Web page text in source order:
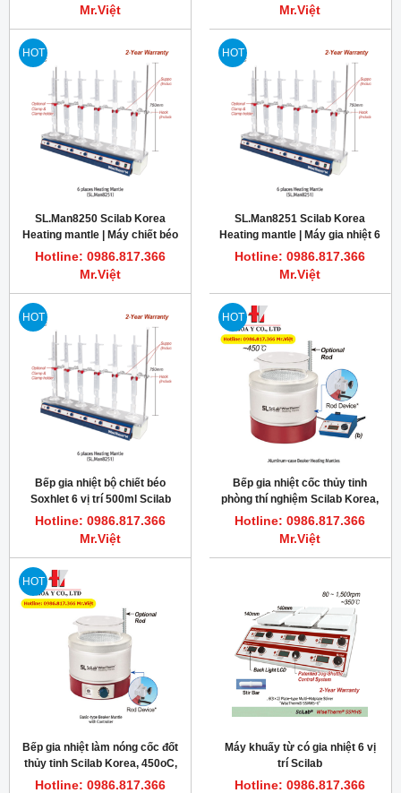
Mr.Việt
Mr.Việt
HOT
SL.Man8250 Scilab Korea
Heating mantle | Máy chiết béo
Soxhlet bình cầu đáy bằng
250ml/300ml, 450oC
Hotline: 0986.817.366
Mr.Việt
HOT
SL.Man8251 Scilab Korea
Heating mantle | Máy gia nhiệt 6
vị trí dùng chiết béo Soxhlet
250ml/300ml, 450oC
Hotline: 0986.817.366
Mr.Việt
HOT
Bếp gia nhiệt bộ chiết béo
Soxhlet 6 vị trí 500ml Scilab
Korea SL.Man8252
Hotline: 0986.817.366
Mr.Việt
HOT
Bếp gia nhiệt cốc thủy tinh
phòng thí nghiệm Scilab Korea,
100ml-10000ml
Hotline: 0986.817.366
Mr.Việt
HOT
Bếp gia nhiệt làm nóng cốc đốt
thủy tinh Scilab Korea, 450oC,
100-5000ml
Hotline: 0986.817.366
Máy khuấy từ có gia nhiệt 6 vị
trí Scilab
Hotline: 0986.817.366